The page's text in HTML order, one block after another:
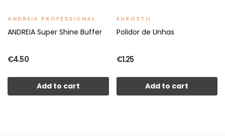
ANDREIA PROFESSIONAL
ANDREIA Super Shine Buffer
€4.50
Add to cart
EUROSTIL
Polidor de Unhas
€1.25
Add to cart